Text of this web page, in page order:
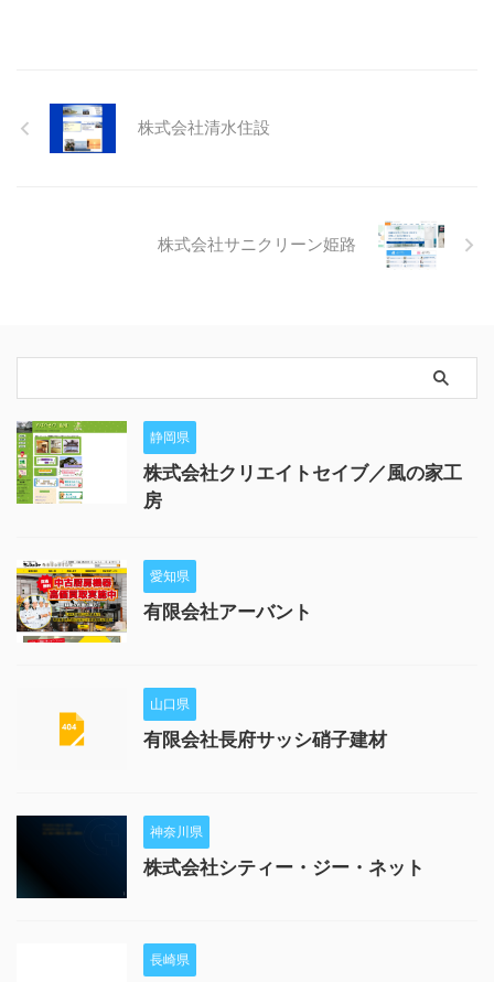
株式会社清水住設
株式会社サニクリーン姫路
静岡県
株式会社クリエイトセイブ／風の家工
房
愛知県
有限会社アーバント
山口県
有限会社長府サッシ硝子建材
神奈川県
株式会社シティー・ジー・ネット
長崎県